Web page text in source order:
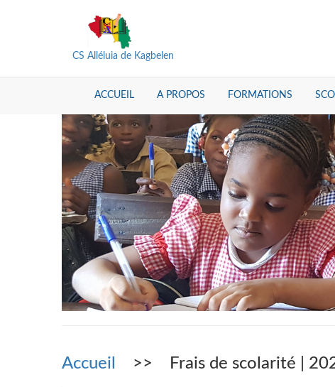
CS Alléluia de Kagbelen
ACCUEIL A PROPOS FORMATIONS
Accueil >> Frais de scolarité |